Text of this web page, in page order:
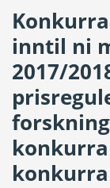
inntil ni
2017/